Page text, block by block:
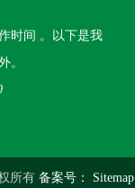
时间 。以下是我
。
所有 备案号：